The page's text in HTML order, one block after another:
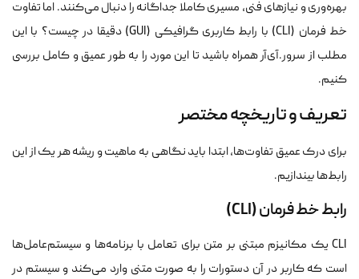
بهره‌وری و نیازهای فنی، مسیری کاملا جداگانه را دنبال می‌کنند. اما تفاوت
خط فرمان (CLI) با رابط کاربری گرافیکی (GUI) دقیقا در چیست؟ با این
مطلب از سرور.آی‌آر همراه باشید تا این مورد را به طور عمیق و کامل بررسی
کنیم.
تعریف و تاریخچه مختصر
برای درک عمیق تفاوت‌ها، ابتدا باید نگاهی به ماهیت و ریشه هر یک از این
رابط‌ها بیندازیم.
رابط خط فرمان (CLI)
CLI یک مکانیزم مبتنی بر متن برای تعامل با برنامه‌ها و سیستم‌عامل‌ها
است که کاربر در آن دستورات را به صورت متنی وارد می‌کند و سیستم در